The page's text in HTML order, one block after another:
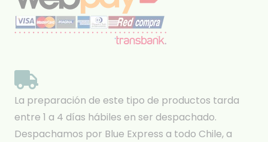
La preparación de este tipo de productos tarda
entre 1 a 4 días hábiles en ser despachado.
Despachamos por Blue Express a todo Chile, a